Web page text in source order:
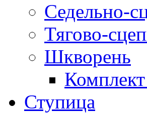
Седельно-
Тягово-
Шкворень
Ступица